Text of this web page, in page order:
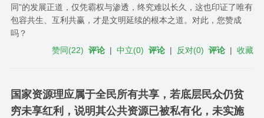
同”的发展正道，仅凭霸权与渗透，终究难以长久，这也印证了唯有
包容共生、互利共赢，才是文明延续的根本之道。对此，您赞成
吗？
赞同(22) 评论 |中立(0) 评论 | 反对(0) 评论 |收藏
国家资源理应属于全民所有共享，若底层民众仍贫
穷未享红利，说明其公共资源已被私有化，未实施